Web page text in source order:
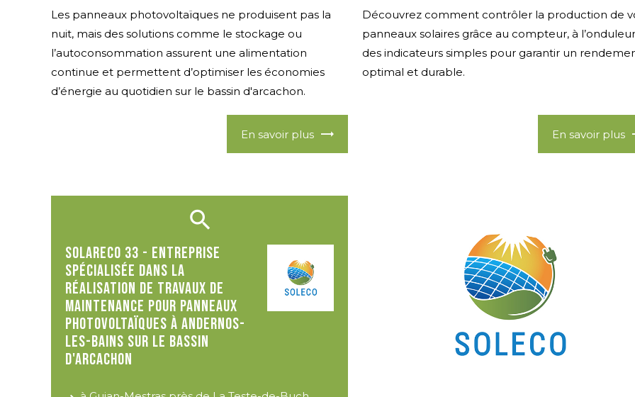
Les panneaux photovoltaïques ne produisent pas la
nuit, mais des solutions comme le stockage ou
l’autoconsommation assurent une alimentation
continue et permettent d’optimiser les économies
d’énergie au quotidien sur le bassin d'arcachon.
En savoir plus
Découvrez comment contrôler la production de
panneaux solaires grâce au compteur, à
des indicateurs simples pour garantir un
optimal et durable.
En savoir plus
Solareco 33 - Entreprise
spécialisée dans la
réalisation de travaux de
maintenance pour panneaux
photovoltaïques à Andernos-
les-Bains sur le Bassin
d'Arcachon